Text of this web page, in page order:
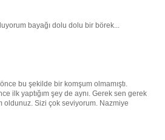
bayağı dolu dolu bir börek...
bu şekilde bir komşum olmamıştı.
ilk yaptığım şey de aynı. Gerek sen gerek
Sizi çok seviyorum. Nazmiye